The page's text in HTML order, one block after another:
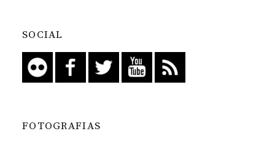
SOCIAL
FOTOGRAFIAS